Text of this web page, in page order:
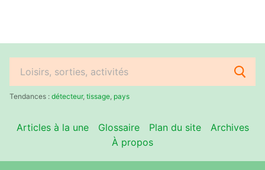
Rechercher
:Tendances : détecteur, tissage pays
Articles à la une Glossaire Plan du site
Archives
À propos